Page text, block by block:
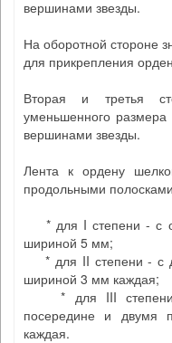
вершинами звезды.
На оборотной стороне
для прикрепления
Вторая и третья
уменьшенного
вершинами звезды.
Лента к ордену
продольными
* для I степени - с
шириной 5 мм;
* для II степени - с
шириной 3 мм каждая;
* для III степени
посередине и
каждая.